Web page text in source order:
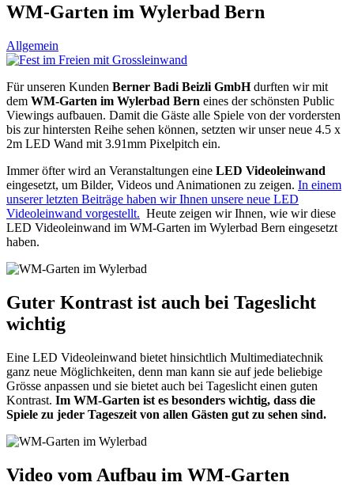
WM-Garten im Wylerbad Bern
Allgemein
Für unseren Kunden Berner Badi Beizli GmbHdurften wir mit
dem WM-Garten im Wylerbad Bern eines der schönsten Public
Viewings aufbauen. Damit die Gäste alle Spiele von der vordersten
bis zur hintersten Reihe sehen können, setzten wir unser neue 4.5 x
2m LED Wand mit 3.91mm Pixelpitch ein.
Immer öfter wird an Veranstaltungen eine LED Videoleinwand
eingesetzt, um Bilder, Videos und Animationen zu zeigen. In einem
unserer letzten Beiträge haben wir Ihnen unsere neue LED
Videoleinwand vorgestellt. Heute zeigen wir Ihnen, wie wir diese
LED Videoleinwand im WM-Garten im Wylerbad Bern eingesetzt
haben.
Guter Kontrast ist auch bei Tageslicht
wichtig
Eine LED Videoleinwand bietet hinsichtlich Multimediatechnik
ganz neue Möglichkeiten, denn man kann sie auf jede beliebige
Grösse anpassen und sie bietet auch bei Tageslicht einen guten
Kontrast. Im WM-Garten ist es besonders wichtig, dass die
Spiele zu jeder Tageszeit von allen Gästen gut zu sehen sind.
Video vom Aufbau im WM-Garten